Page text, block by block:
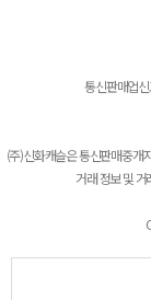
통신판매업
(주)신화캐슬은 통신판매중개
거래 정보 및